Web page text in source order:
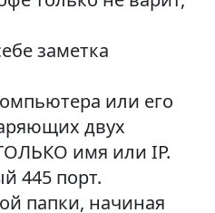
заметка
или его
двух
имя или IP.
445 порт.
папки, начиная